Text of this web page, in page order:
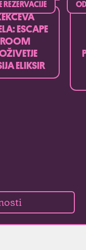
ESCAPE
ROOM
ELIKSIR
REZERVACIJE